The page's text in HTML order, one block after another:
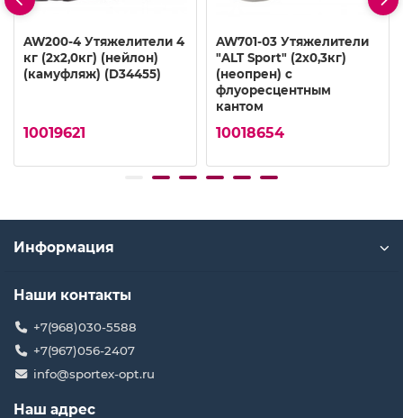
AW200-4 Утяжелители 4
кг (2х2,0кг) (нейлон)
(камуфляж) (D34455)
10019621
AW701-03 Утяжелители
"ALT Sport" (2х0,3кг)
(неопрен) с
флуоресцентным
кантом
10018654
Информация
Наши контакты
+7(968)030-5588
+7(967)056-2407
info@sportex-opt.ru
Наш адрес